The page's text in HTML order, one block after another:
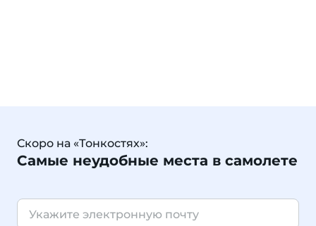
Скоро на «Тонкостях»:
Самые неудобные места в самолете